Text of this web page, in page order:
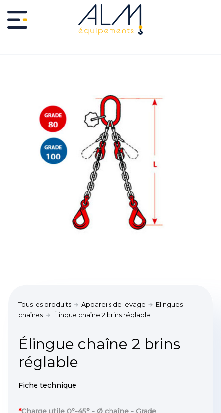
Tous les produits Appareils de levage
Elingues
chaînes
Élingue chaîne 2 brins réglable
Élingue chaîne 2 brins
réglable
Fiche technique
*Charge utile 0°-45° - Ø chaîne - Grade